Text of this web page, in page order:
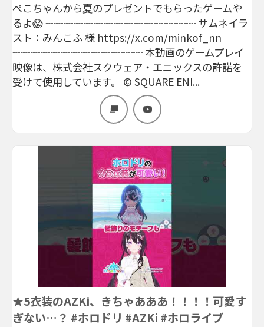
ぺこちゃんから夏のプレゼントでもらったゲームや
るよ😱 ┈┈┈┈┈┈┈┈┈┈┈┈┈┈┈ サムネイラ
スト：みんこふ 様 https://x.com/minkof_nn ┈┈
┈┈┈┈┈┈┈┈┈┈┈┈┈ 本動画のゲームプレイ
映像は、株式会社スクウェア・エニックスの許諾を
受けて使用しています。 © SQUARE ENI...
★5衣装のAZKi、きちゃあああ！！！！可愛す
ぎない…？ #ホロドリ #AZKi #ホロライブ